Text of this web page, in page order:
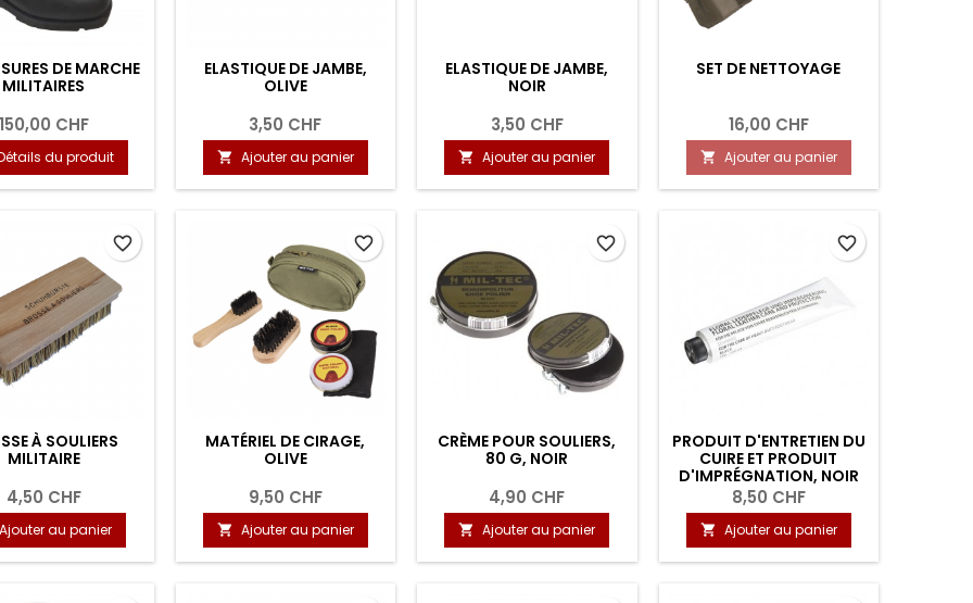
DE MARCHE
MILITAIRES
150,00 CHF
du produit
ELASTIQUE DE JAMBE,
OLIVE
3,50 CHF
 Ajouter au panier
ELASTIQUE DE JAMBE,
NOIR
3,50 CHF
 Ajouter au panier
SET DE NETTOYAGE
16,00 CHF
 Ajouter au panier
À SOULIERS
MILITAIRE
4,50 CHF
Ajouter au panier
favorite_border
MATÉRIEL DE CIRAGE,
OLIVE
9,50 CHF
 Ajouter au panier
favorite_border
CRÈME POUR SOULIERS,
80 G, NOIR
4,90 CHF
 Ajouter au panier
favorite_border
PRODUIT D'ENTRETIEN DU
CUIRE ET PRODUIT
D'IMPRÉGNATION, NOIR
8,50 CHF
 Ajouter au panier
favorite_border